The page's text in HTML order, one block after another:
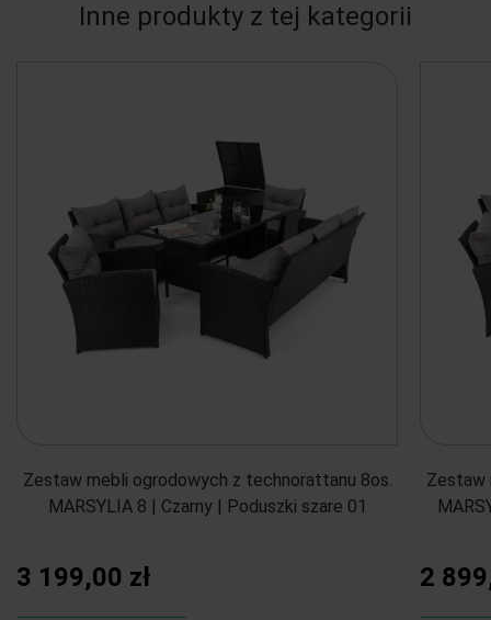
Inne produkty z tej kategorii
Zestaw mebli ogrodowych z technorattanu 8os.
MARSYLIA 8 | Czarny | Poduszki szare 01
3 199,00 zł
Zestaw
2